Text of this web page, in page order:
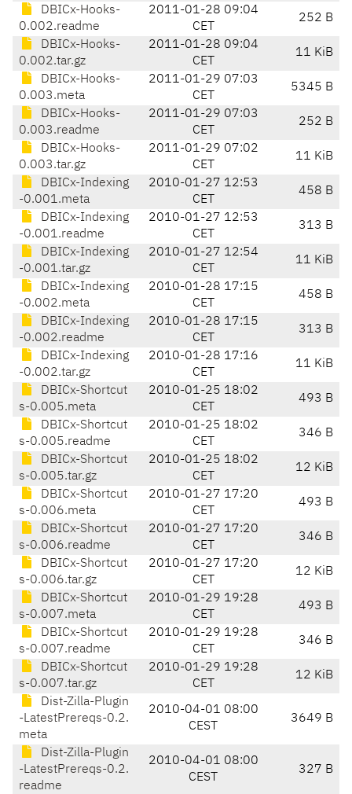
DBICx-Hooks-
0.002.readme
2011-01-28 09:04
CET
252 B
DBICx-Hooks-
0.002.tar.gz
2011-01-28 09:04
CET
11 KiB
DBICx-Hooks-
0.003.meta
2011-01-29 07:03
CET
5345 B
DBICx-Hooks-
0.003.readme
2011-01-29 07:03
CET
252 B
DBICx-Hooks-
0.003.tar.gz
2011-01-29 07:02
CET
11 KiB
DBICx-Indexing
-0.001.meta
2010-01-27 12:53
CET
458 B
DBICx-Indexing
-0.001.readme
2010-01-27 12:53
CET
313 B
DBICx-Indexing
-0.001.tar.gz
2010-01-27 12:54
CET
11 KiB
DBICx-Indexing
-0.002.meta
2010-01-28 17:15
CET
458 B
DBICx-Indexing
-0.002.readme
2010-01-28 17:15
CET
313 B
DBICx-Indexing
-0.002.tar.gz
2010-01-28 17:16
CET
11 KiB
DBICx-Shortcut
s-0.005.meta
2010-01-25 18:02
CET
493 B
DBICx-Shortcut
s-0.005.readme
2010-01-25 18:02
CET
346 B
DBICx-Shortcut
s-0.005.tar.gz
2010-01-25 18:02
CET
12 KiB
DBICx-Shortcut
s-0.006.meta
2010-01-27 17:20
CET
493 B
DBICx-Shortcut
s-0.006.readme
2010-01-27 17:20
CET
346 B
DBICx-Shortcut
s-0.006.tar.gz
2010-01-27 17:20
CET
12 KiB
DBICx-Shortcut
s-0.007.meta
2010-01-29 19:28
CET
493 B
DBICx-Shortcut
s-0.007.readme
2010-01-29 19:28
CET
346 B
DBICx-Shortcut
s-0.007.tar.gz
2010-01-29 19:28
CET
12 KiB
Dist-Zilla-Plugin
-LatestPrereqs-0.2.
meta
2010-04-01 08:00
CEST
3649 B
Dist-Zilla-Plugin
-LatestPrereqs-0.2.
readme
2010-04-01 08:00
CEST
327 B